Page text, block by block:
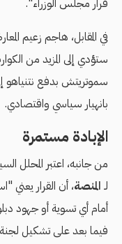
قرار مجلس الوزراء".
في المقابل، هاجم زعيم
ستؤدي إلى المزيد من
سموتريتش بدفع نتنياهو
بانهيار سياسي واقتصادي.
الإبادة مستمرة
من جانبه، اعتبر المحلل
لـ المنصة، أن القرار يعني
أمام أي تسوية أو جهود
فيما بعد على تشكيل